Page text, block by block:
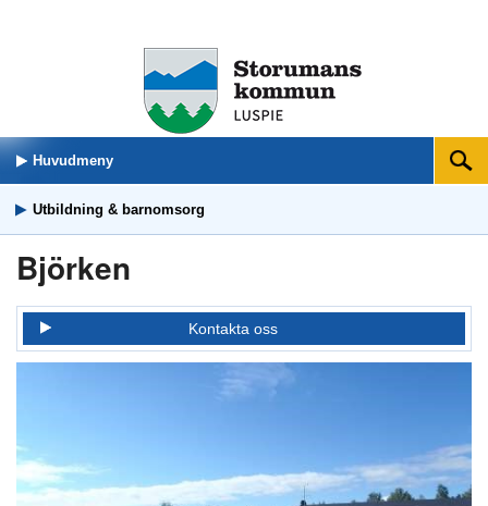
Huvudmeny Sök
Utbildning & barnomsorg
Björken
Kontakta oss